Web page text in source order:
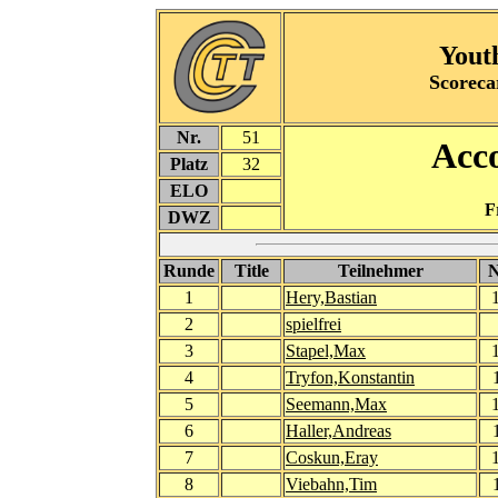
Nr. 51
Platz
32
ELO
DWZ
Runde Title Teilnehmer
1
Hery,Bastian
2
spielfrei
3
Stapel,Max
4
Tryfon,Konstantin
5
Seemann,Max
6
Haller,Andreas
7
Coskun,Eray
8
Viebahn,Tim